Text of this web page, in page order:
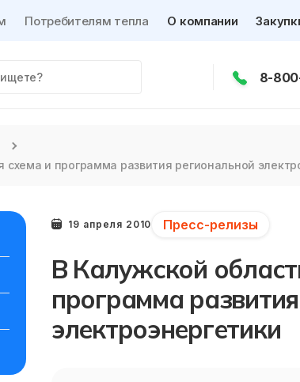
Потребителям тепла О компании
8-
и программа развития региональной
19 апреля 2010 Пресс-релизы
В Калужской
программа
электроэнергетики